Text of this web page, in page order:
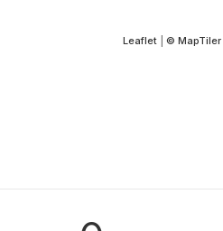
Leaflet| © MapTiler